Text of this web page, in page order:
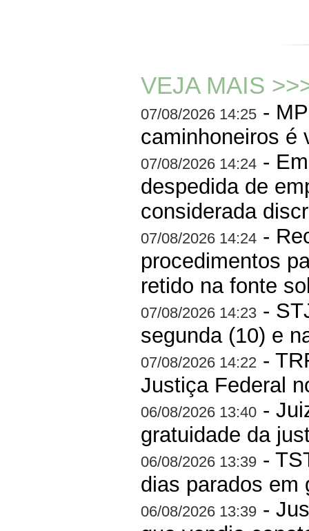
VEJA MAIS
07/08/2026 14:25 -
caminhoneiros é
07/08/2026 14:24 -
despedida de
considerada
07/08/2026 14:24 -
procedimentos
retido na fonte
07/08/2026 14:23 -
segunda (10) e
07/08/2026 14:22 -
Justiça Federal
06/08/2026 13:40 -
gratuidade da
06/08/2026 13:39 -
dias parados em
06/08/2026 13:39 -